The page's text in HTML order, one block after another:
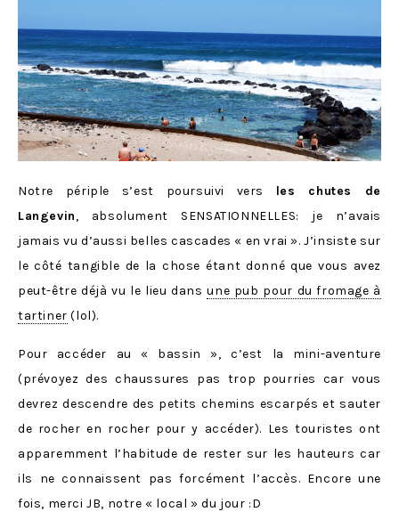
Notre périple s’est poursuivi vers les chutes de
Langevin, absolument SENSATIONNELLES: je n’avais
jamais vu d’aussi belles cascades « en vrai ». J’insiste sur
le côté tangible de la chose étant donné que vous avez
peut-être déjà vu le lieu dansune pub pour du fromage à
tartiner (lol).
Pour accéder au « bassin », c’est la mini-aventure
(prévoyez des chaussures pas trop pourries car vous
devrez descendre des petits chemins escarpés et sauter
de rocher en rocher pour y accéder). Les touristes ont
apparemment l’habitude de rester sur les hauteurs car
ils ne connaissent pas forcément l’accès. Encore une
fois, merci JB, notre « local » du jour :D